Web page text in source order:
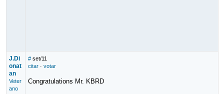
J.Di
onat
an
Veter
ano
# set/11
citar· votar
Congratulations Mr. KBRD